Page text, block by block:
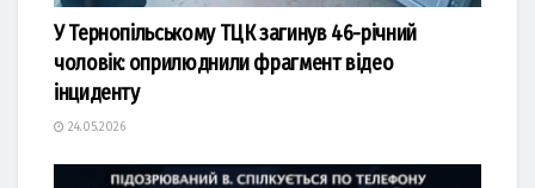
У Тернопільському ТЦК загинув 46-річний
чоловік: оприлюднили фрагмент відео
інциденту
24.05.2026